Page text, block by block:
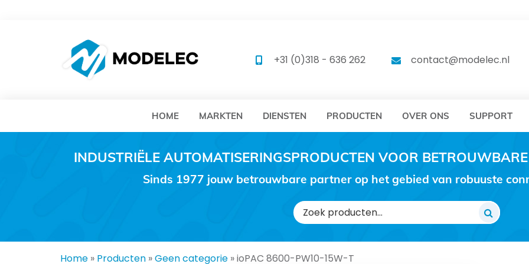
MODELEC MODELEC
+31 (0)318 - 636 262 contact@modelec.nl
HOME MARKTEN DIENSTEN PRODUCTEN OVER ONS SUPPORT
INDUSTRIËLE AUTOMATISERINGSPRODUCTEN VOOR
Sinds 1977 jouw betrouwbare partner op het gebied van robuuste
Zoeken
naar:
Home » Producten »Geen categorie »ioPAC 8600-PW10-15W-T